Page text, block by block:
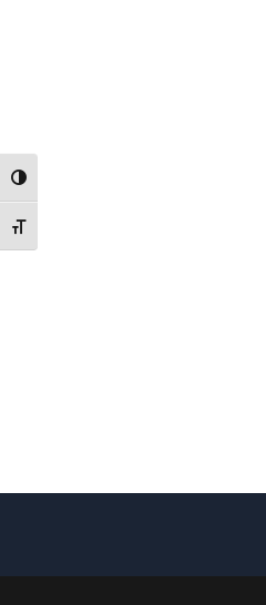
Attiva/disattiva alto contrasto
Attiva/disattiva dimensione